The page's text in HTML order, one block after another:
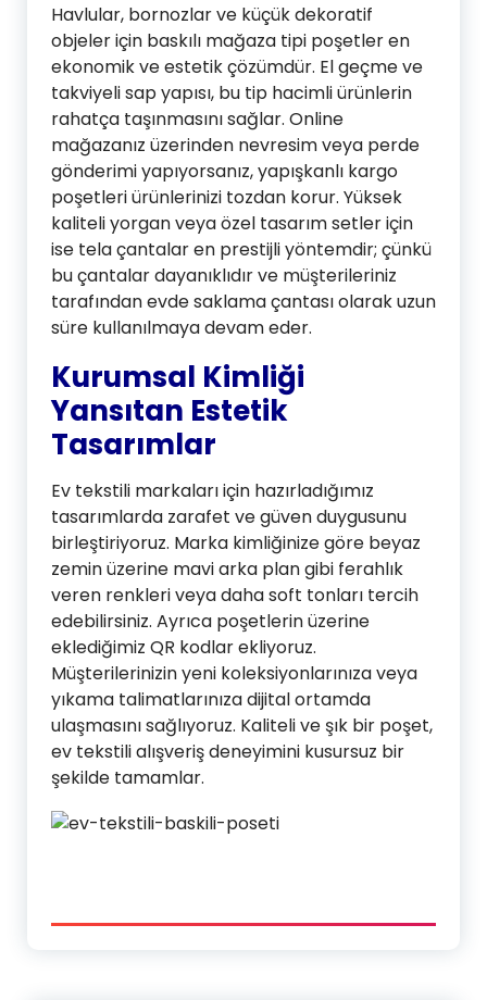
Havlular, bornozlar ve küçük dekoratif
objeler için baskılı mağaza tipi poşetler en
ekonomik ve estetik çözümdür. El geçme ve
takviyeli sap yapısı, bu tip hacimli ürünlerin
rahatça taşınmasını sağlar. Online
mağazanız üzerinden nevresim veya perde
gönderimi yapıyorsanız, yapışkanlı kargo
poşetleri ürünlerinizi tozdan korur. Yüksek
kaliteli yorgan veya özel tasarım setler için
ise tela çantalar en prestijli yöntemdir; çünkü
bu çantalar dayanıklıdır ve müşterileriniz
tarafından evde saklama çantası olarak uzun
süre kullanılmaya devam eder.
Kurumsal Kimliği
Yansıtan Estetik
Tasarımlar
Ev tekstili markaları için hazırladığımız
tasarımlarda zarafet ve güven duygusunu
birleştiriyoruz. Marka kimliğinize göre beyaz
zemin üzerine mavi arka plan gibi ferahlık
veren renkleri veya daha soft tonları tercih
edebilirsiniz. Ayrıca poşetlerin üzerine
eklediğimiz QR kodlar ekliyoruz.
Müşterilerinizin yeni koleksiyonlarınıza veya
yıkama talimatlarınıza dijital ortamda
ulaşmasını sağlıyoruz. Kaliteli ve şık bir poşet,
ev tekstili alışveriş deneyimini kusursuz bir
şekilde tamamlar.